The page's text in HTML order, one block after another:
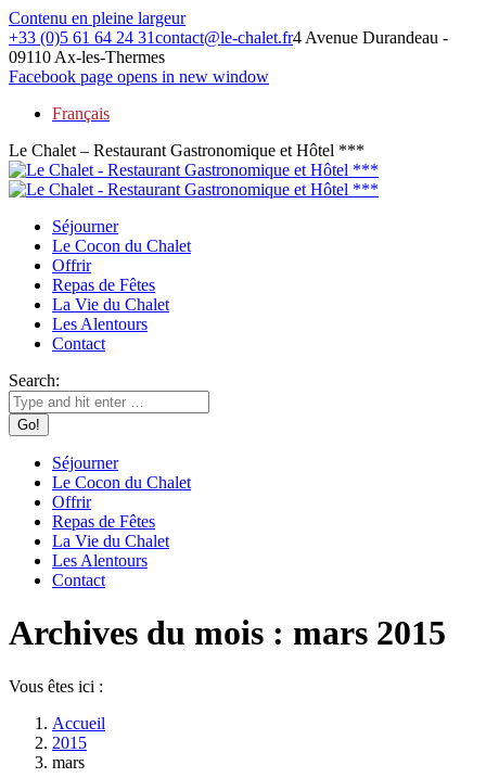
Contenu en pleine largeur
+33 (0)5 61 64 24 31contact@le-chalet.fr4 Avenue Durandeau -
09110 Ax-les-Thermes
Facebook page opens in new window
Français
Le Chalet – Restaurant Gastronomique et Hôtel ***
Séjourner
Le Cocon du Chalet
Offrir
Repas de Fêtes
La Vie du Chalet
Les Alentours
Contact
Search:
Séjourner
Le Cocon du Chalet
Offrir
Repas de Fêtes
La Vie du Chalet
Les Alentours
Contact
Archives du mois : mars 2015
Vous êtes ici :
Accueil
2015
mars